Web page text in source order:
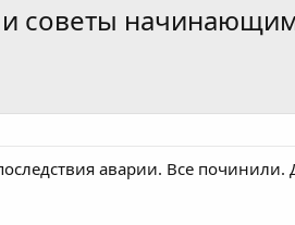
советы
аварии. Все починили.